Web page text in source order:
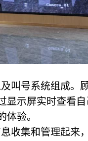
叫号系统组成。
显示屏实时查看自
验。
收集和管理起来，